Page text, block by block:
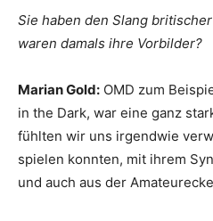
Sie haben den Slang
waren damals ihre Vorbilder?
Marian Gold: OMD zum
in the Dark, war eine ganz
fühlten wir uns irgendwie
spielen konnten, mit ihrem
und auch aus der